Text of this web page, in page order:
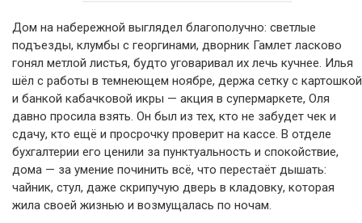
Дом на набережной выглядел благополучно: светлые
подъезды, клумбы с георгинами, дворник Гамлет ласково
гонял метлой листья, будто уговаривал их лечь кучнее. Илья
шёл с работы в темнеющем ноябре, держа сетку с картошкой
и банкой кабачковой икры — акция в супермаркете, Оля
давно просила взять. Он был из тех, кто не забудет чек и
сдачу, кто ещё и просрочку проверит на кассе. В отделе
бухгалтерии его ценили за пунктуальность и спокойствие,
дома — за умение починить всё, что перестаёт дышать:
чайник, стул, даже скрипучую дверь в кладовку, которая
жила своей жизнью и возмущалась по ночам.